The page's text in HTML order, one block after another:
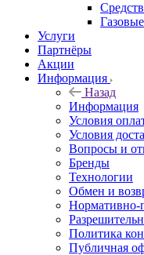
Услуги
Партнёры
Акции
Информация
Назад
Информация
Условия
Условия
Вопросы и
Бренды
Технологии
Обмен и
Нормативно-
Политика
Публичная